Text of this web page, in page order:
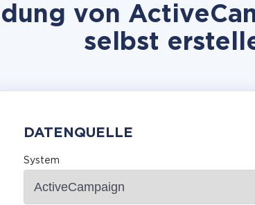
von
selbst
DATENQUELLE
System